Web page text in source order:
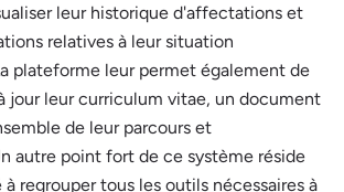
leur historique d'affectations et
relatives à leur situation
plateforme leur permet également de
jour leur curriculum vitae, un document
de leur parcours et
autre point fort de ce système réside
à regrouper tous les outils nécessaires à